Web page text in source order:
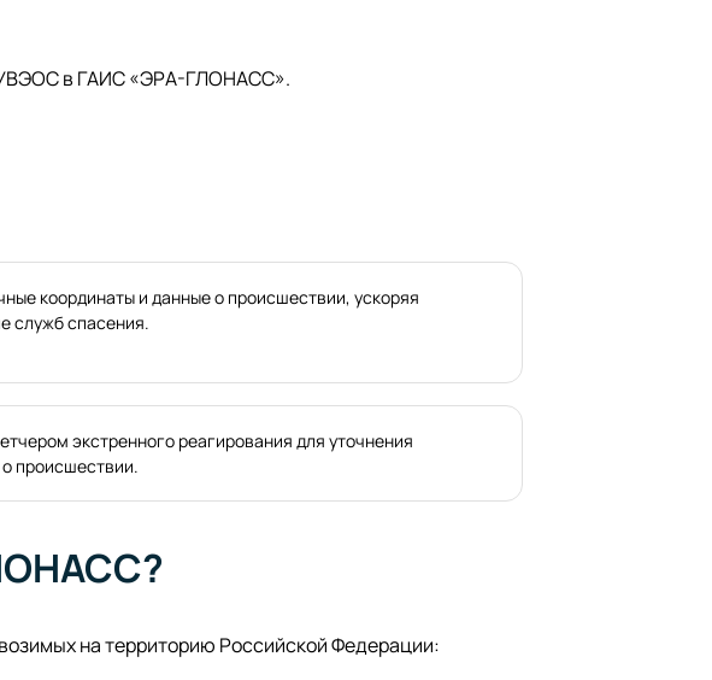
УВЭОС в ГАИС «ЭРА-ГЛОНАСС».
координаты и данные о происшествии, ускоряя
служб спасения.
экстренного реагирования для уточнения
происшествии.
на территорию Российской Федерации: